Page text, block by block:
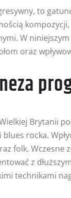
to
W
oraz
Brytanii
rocka.
folk. Wczesne
z
technikami